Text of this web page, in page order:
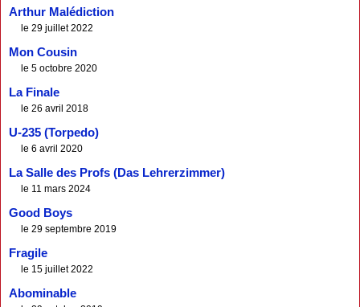
Arthur Malédiction
le 29 juillet 2022
Mon Cousin
le 5 octobre 2020
La Finale
le 26 avril 2018
U-235 (Torpedo)
le 6 avril 2020
La Salle des Profs (Das Lehrerzimmer)
le 11 mars 2024
Good Boys
le 29 septembre 2019
Fragile
le 15 juillet 2022
Abominable